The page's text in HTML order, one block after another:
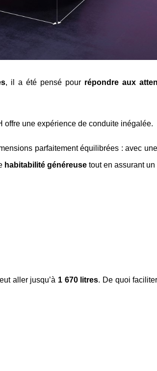
, il a été pensé pourrépondre aux
offre une expérience de conduite inégalée.
parfaitement équilibrées : avec
habitabilité généreuse tout en assurant un
aller jusqu’à 1 670 litres. De quoi